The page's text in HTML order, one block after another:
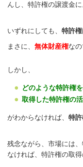
んし、 特許権の譲渡金
いずれにしても、 特許
まさに、 無体財産権なの
しかし、
どのような特許権
取得した特許権の
がわからなければ、 特
残念ながら、 市場には、
なければ、 特許権の取